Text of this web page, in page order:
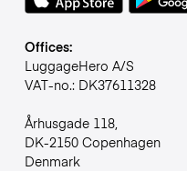
Offices:
LuggageHero A/S
VAT-no.: DK37611328
Århusgade 118,
DK-2150 Copenhagen
Denmark